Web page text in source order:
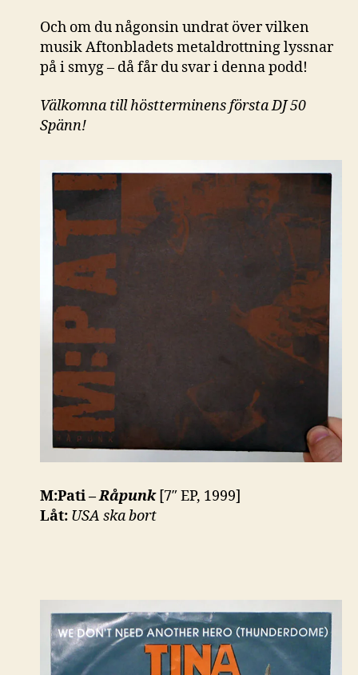
Och om du någonsin undrat över vilken
musik Aftonbladets metaldrottning lyssnar
på i smyg – då får du svar i denna podd!
Välkomna till höstterminens första DJ 50
Spänn!
M:Pati –Råpunk[7″ EP, 1999]
Låt: USA ska bort